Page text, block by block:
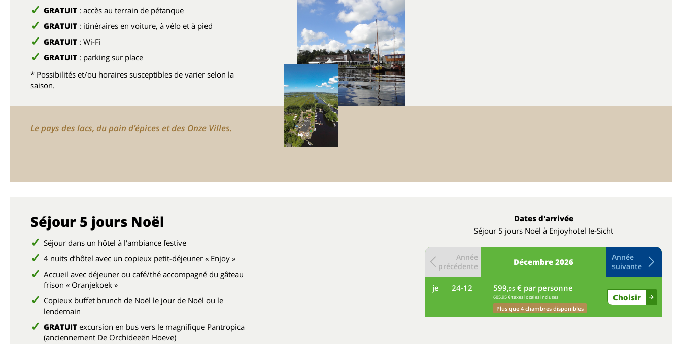
GRATUIT : accès au terrain de pétanque
GRATUIT : itinéraires en voiture, à vélo et à pied
GRATUIT : Wi-Fi
GRATUIT : parking sur place
* Possibilités et/ou horaires susceptibles de varier selon la
saison.
Le pays des lacs, du pain d’épices et des Onze Villes.
Séjour 5 jours Noël
Séjour dans un hôtel à l'ambiance festive
4 nuits d’hôtel avec un copieux petit-déjeuner « Enjoy »
Accueil avec déjeuner ou café/thé accompagné du gâteau
frison « Oranjekoek »
Copieux buffet brunch de Noël le jour de Noël ou le
lendemain
GRATUIT excursion en bus vers le magnifique Pantropica
(anciennement De Orchideeën Hoeve)
Dates d'arrivée
Séjour 5 jours Noël à Enjoyhotel Ie-Sicht
Décembre 2026
Année
précédente
Année
suivante
je 24-12 599,95 € par personne
605,95 € taxes locales incluses
Plus que 4 chambres disponibles
Choisir